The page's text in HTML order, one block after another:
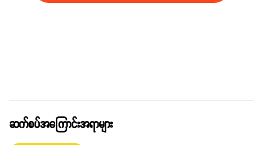
ဆက်စပ်အကြောင်းအရာများ